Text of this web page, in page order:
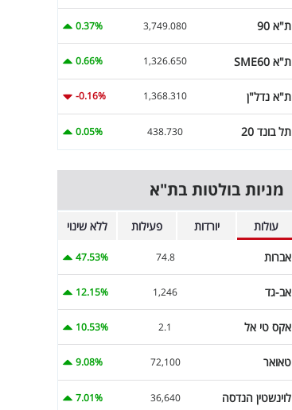
ת"א 90 3,749.080
0.37%
ת"א SME60 1,326.650
0.66%
ת"א נדל"ן 1,368.310
-0.16%
תל בונד 20 438.730
0.05%
מניות בולטות בת"א
עולות יורדות פעילות ללא שינוי
אברות 74.8
47.53%
אב-גד 1,246
12.15%
אקס טי אל 2.1
10.53%
טאואר 72,100
9.08%
לוינשטין הנדסה 36,640
7.01%